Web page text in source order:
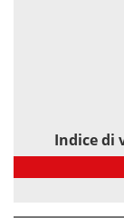
Indice di